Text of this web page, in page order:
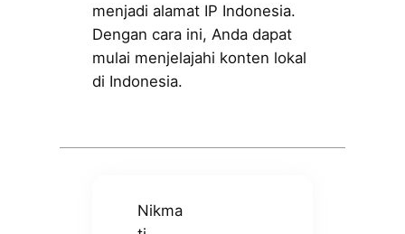
menjadi alamat IP Indonesia.
Dengan cara ini, Anda dapat
mulai menjelajahi konten lokal
di Indonesia.
Nikma